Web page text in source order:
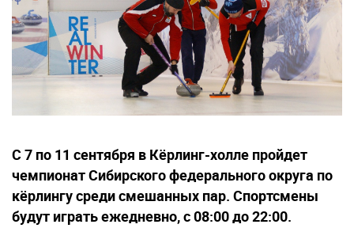
С 7 по 11 сентября в Кёрлинг-холле пройдет
чемпионат Сибирского федерального округа по
кёрлингу среди смешанных пар. Спортсмены
будут играть ежедневно, с 08:00 до 22:00.